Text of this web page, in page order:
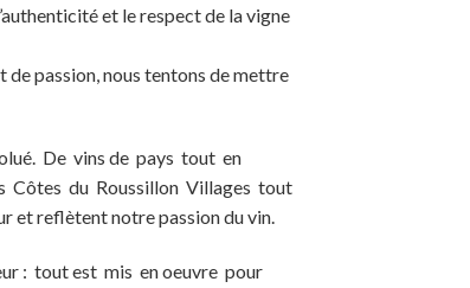
et le respect de la vigne
de passion, nous tentons de mettre
De vins de pays tout en
Côtes du Roussillon Villages tout
et reflètent notre passion du vin.
: tout est mis en oeuvre pour